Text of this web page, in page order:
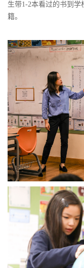
生带1-2本看过的书到
籍。